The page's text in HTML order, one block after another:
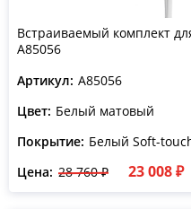
Встраиваемый комплект
A85056
Артикул: A85056
Цвет: Белый матовый
Покрытие: Белый Soft-
Цена: 28 760 ₽ 23 008 ₽